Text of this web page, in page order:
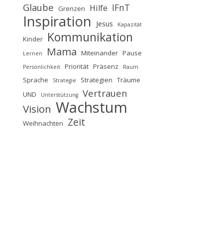
Glaube Grenzen Hilfe IFnT
Inspiration Jesus Kapazität
Kinder Kommunikation
Lernen Mama Miteinander Pause
Persönlichkeit Priorität Präsenz Raum
Sprache Strategie Strategien Träume
UND
Unterstützung Vertrauen
Vision Wachstum
Weihnachten Zeit